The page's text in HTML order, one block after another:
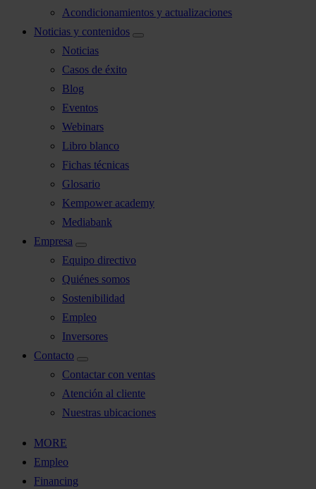
Acondicionamientos y actualizaciones
Noticias y contenidos
Noticias
Casos de éxito
Blog
Eventos
Webinars
Libro blanco
Fichas técnicas
Glosario
Kempower academy
Mediabank
Empresa
Equipo directivo
Quiénes somos
Sostenibilidad
Empleo
Inversores
Contacto
Contactar con ventas
Atención al cliente
Nuestras ubicaciones
MORE
Empleo
Financing